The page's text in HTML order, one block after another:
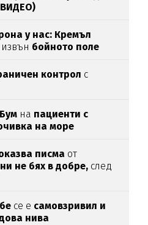
у нас: Кремъл
извън бойното поле
контрол с
на пациенти с
на море
писма от
не бях в добре, след
се е самовзривил и
нива